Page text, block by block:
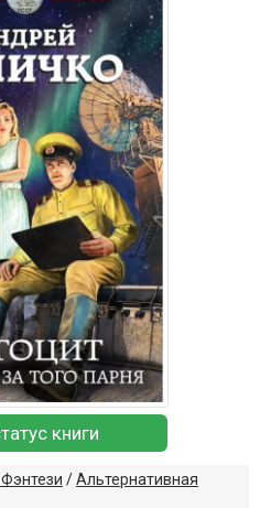
книги
/Альтернативная